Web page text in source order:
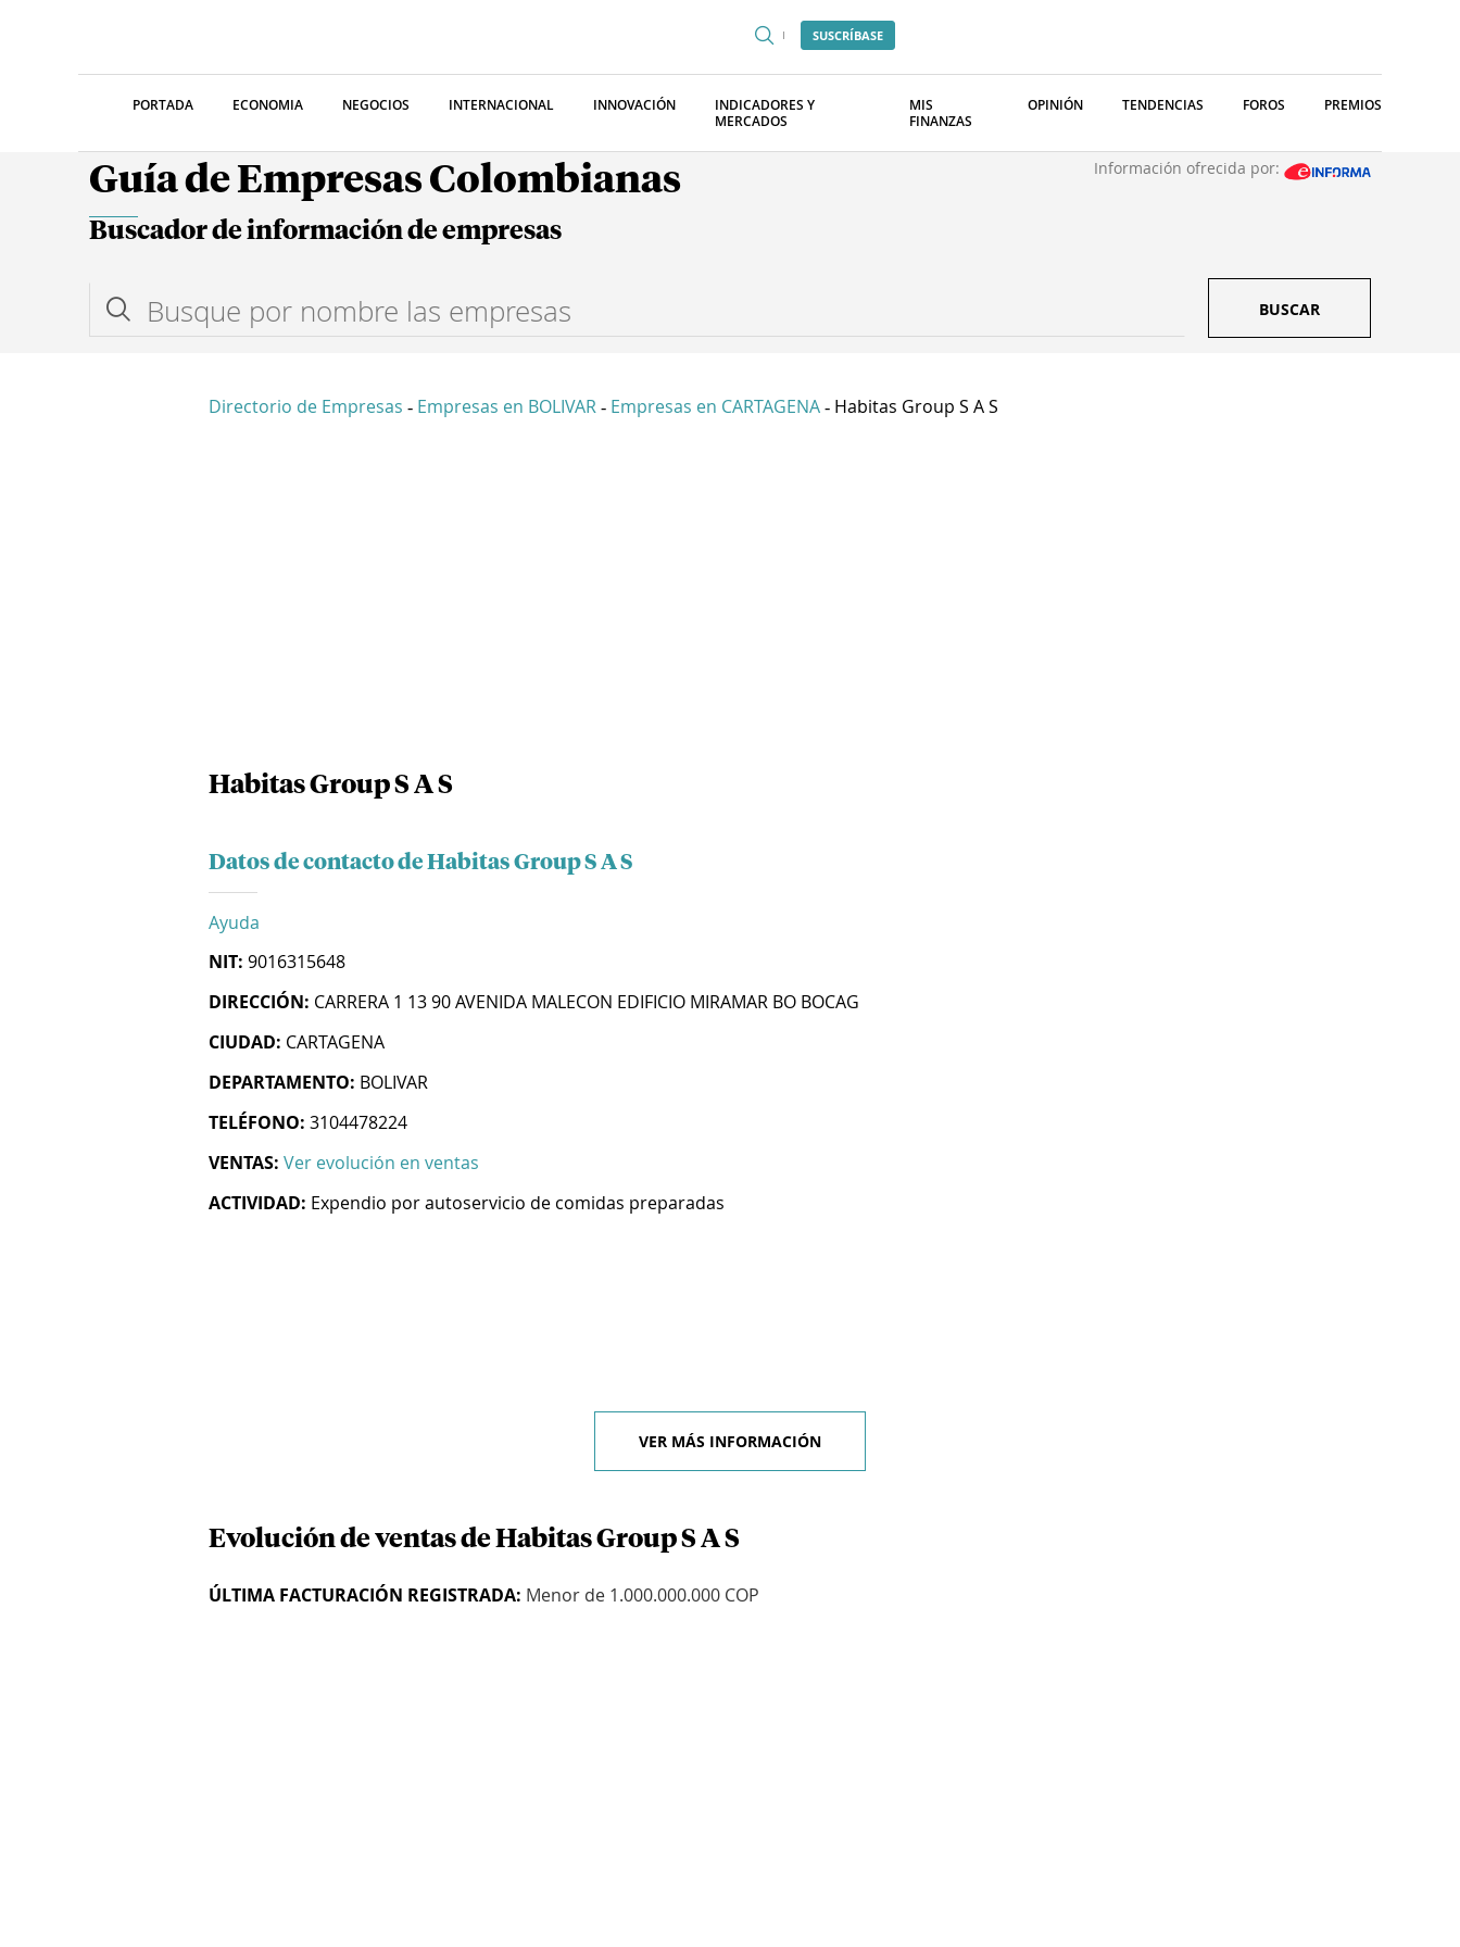
SUSCRÍBASE
PORTADA ECONOMIA NEGOCIOS INTERNACIONAL INNOVACIÓN
INDICADORES Y
MERCADOS
MIS
FINANZAS
OPINIÓN TENDENCIAS FOROS PREMIOS
Guía de Empresas Colombianas Información ofrecida por:
Buscador de información de empresas
BUSCAR
Directorio de Empresas - Empresas en BOLIVAR - Empresas en CARTAGENA - Habitas Group S A S
Habitas Group S A S
Datos de contacto de Habitas Group S A S
Ayuda
NIT: 9016315648
DIRECCIÓN: CARRERA 1 13 90 AVENIDA MALECON EDIFICIO MIRAMAR BO BOCAG
CIUDAD: CARTAGENA
DEPARTAMENTO: BOLIVAR
TELÉFONO: 3104478224
VENTAS: Ver evolución en ventas
ACTIVIDAD: Expendio por autoservicio de comidas preparadas
VER MÁS INFORMACIÓN
Evolución de ventas de Habitas Group S A S
ÚLTIMA FACTURACIÓN REGISTRADA: Menor de 1.000.000.000 COP